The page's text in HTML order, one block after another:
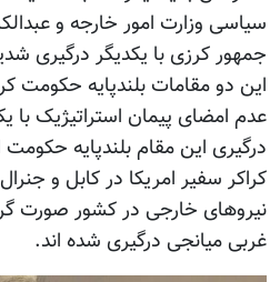
سیاسی وزارت امور خارجه و
جمهور کرزی با یکدیگر درگیری
این دو مقامات بلندپایه حکومت
عدم امضای پیمان استراتیژیک با
درگیری این مقام بلندپایه
کراکر سفیر امریکا در کابل و
نیروهای خارجی در کشور صورت
غربی میانجی درگیری شده اند.